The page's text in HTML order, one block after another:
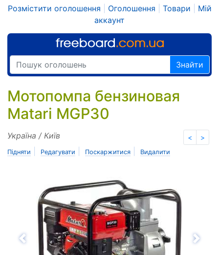
Розмістити оголошення Оголошення Товари
Мій
аккаунт
Знайти
Мотопомпа бензиновая
Matari MGP30
< >
Україна / Київ
Підняти Редагувати Поскаржитися Видалити
Назад